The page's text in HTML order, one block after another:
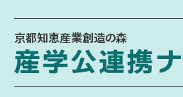
京都知恵産業創造の森